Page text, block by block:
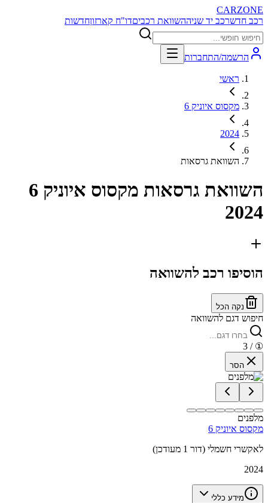
CARZONE
רכב חדשרכב יד שניההשוואת רכביםדו"ח קארזוןחדשות
הרשמה/התחברות
ראשי
מקסוס איוניק 6
2024
השוואת גרסאות
השוואת גרסאות
מקסוס איוניק 6
2024
הוסיפו רכב להשוואה
נקה הכל
חיפוש דגם להשוואה
①
/ 3
הסר
מלפנים
מקסוס איוניק 6
לאקשרי חשמלי (דור 1 מעודכן)
2024
מידע כללי